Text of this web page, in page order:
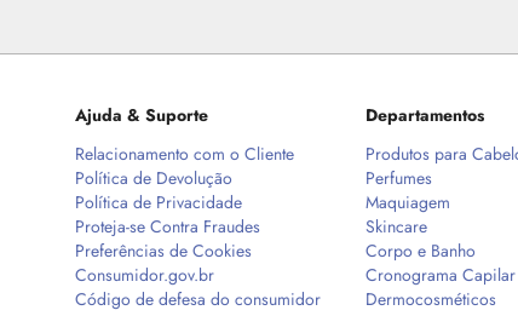
Ajuda & Suporte
Relacionamento com o Cliente
Política de Devolução
Política de Privacidade
Proteja-se Contra Fraudes
Preferências de Cookies
Consumidor.gov.br
Código de defesa do consumidor
Departamentos
Produtos para
Perfumes
Maquiagem
Skincare
Corpo e Banho
Cronograma Capilar
Dermocosméticos